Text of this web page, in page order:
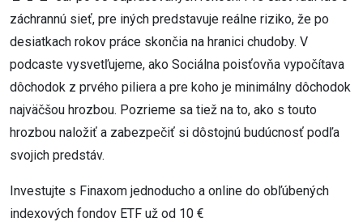
záchrannú sieť, pre iných predstavuje reálne riziko, že po
desiatkach rokov práce skončia na hranici chudoby. V
podcaste vysvetľujeme, ako Sociálna poisťovňa vypočítava
dôchodok z prvého piliera a pre koho je minimálny dôchodok
najväčšou hrozbou. Pozrieme sa tiež na to, ako s touto
hrozbou naložiť a zabezpečiť si dôstojnú budúcnosť podľa
svojich predstáv.
Investujte s Finaxom jednoducho a online do obľúbených
indexových fondov ETF už od 10 €